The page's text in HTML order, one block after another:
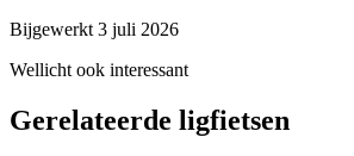
Bijgewerkt 3 juli 2026
Wellicht ook interessant
Gerelateerde ligfietsen